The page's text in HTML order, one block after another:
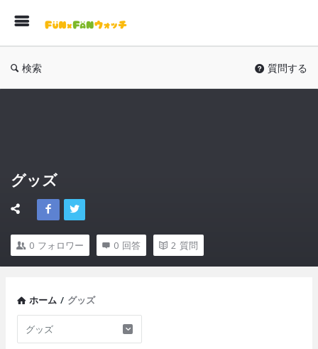
検索 質問する
グッズ
0 フォロワー 0 回答 2 質問
ホーム / グッズ